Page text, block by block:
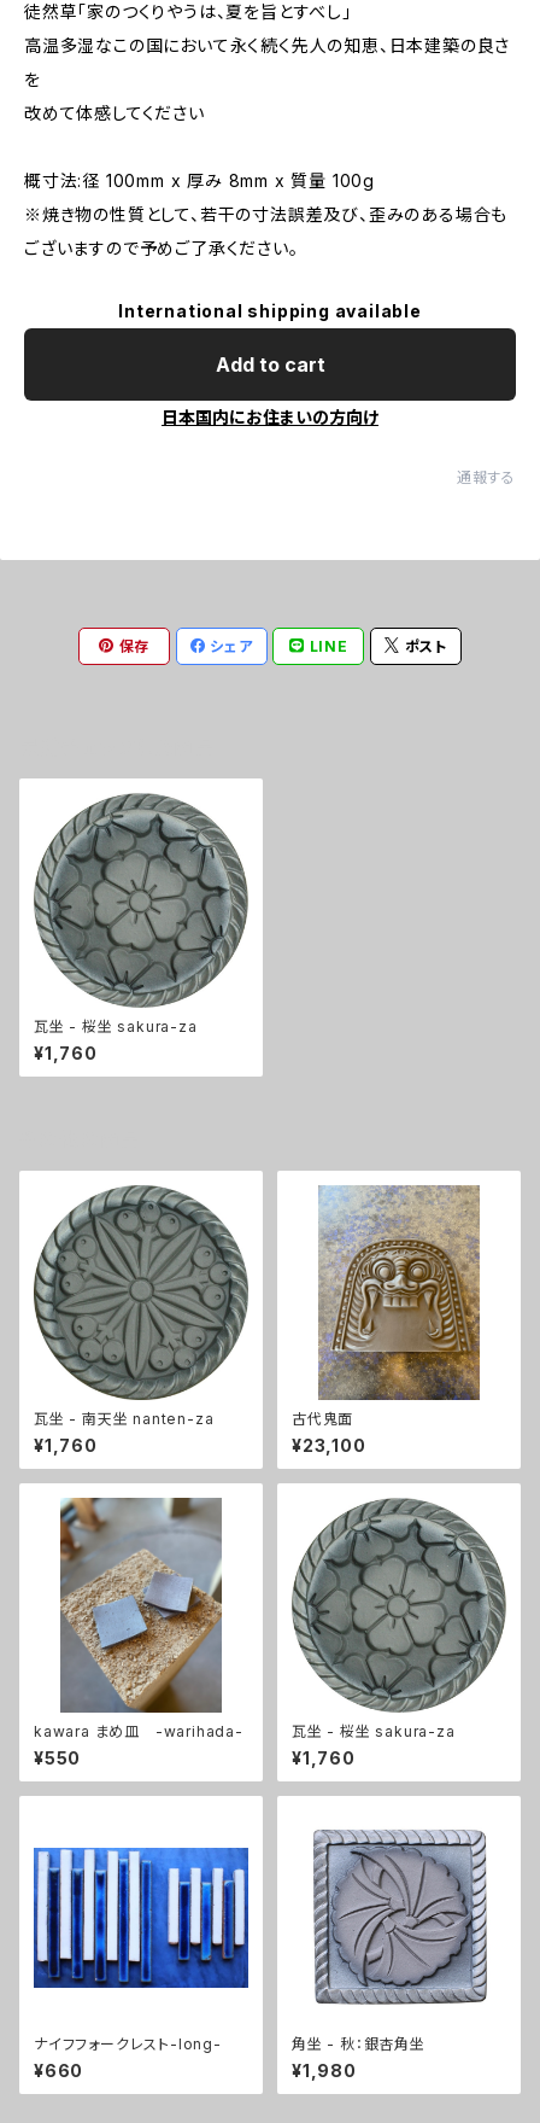
徒然草「家のつくりやうは、夏を旨とすべし」
高温多湿なこの国において永く続く先人の知恵、日本建築の良さ
を
改めて体感してください
概寸法:径 100mm x 厚み 8mm x 質量 100g
※焼き物の性質として、若干の寸法誤差及び、歪みのある場合も
ございますので予めご了承ください。
International shipping available
Add to cart
日本国内にお住まいの方向け
通報する
保存 シェア LINE ポスト
瓦坐 - 桜坐 sakura-za
¥1,760
瓦坐 - 南天坐 nanten-za
¥1,760
古代鬼面
¥23,100
kawara まめ皿 -warihada-
¥550
瓦坐 - 桜坐 sakura-za
¥1,760
ナイフフォークレスト-long-
¥660
角坐 - 秋：銀杏角坐
¥1,980